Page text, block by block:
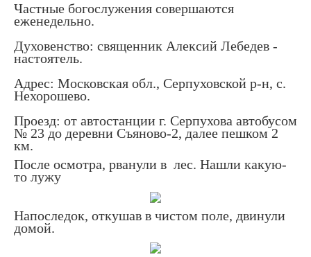
Частные богослужения совершаются
еженедельно.
Духовенство: священник Алексий Лебедев -
настоятель.
Адрес: Московская обл., Серпуховской р-н, с.
Нехорошево.
Проезд: от автостанции г. Серпухова автобусом
№ 23 до деревни Съяново-2, далее пешком 2
км.
После осмотра, рванули в лес. Нашли какую-
то лужу
Напоследок, откушав в чистом поле, двинули
домой.